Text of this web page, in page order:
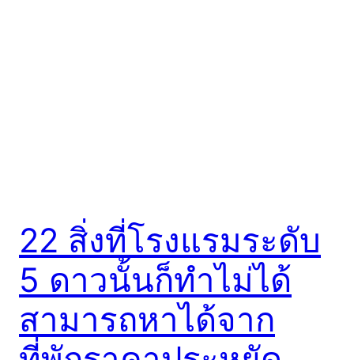
22 สิ่งที่โรงแรมระดับ
5 ดาวนั้นก็ทำไม่ได้
สามารถหาได้จาก